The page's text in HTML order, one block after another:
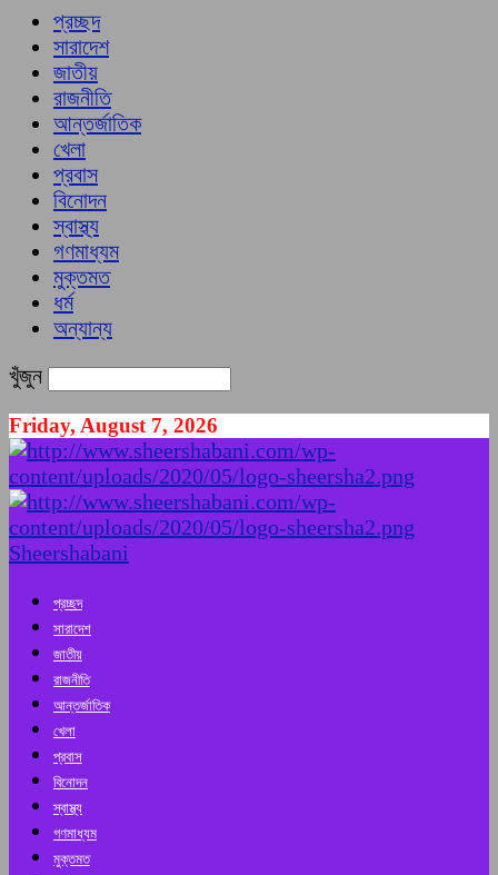
প্রচ্ছদ
সারাদেশ
জাতীয়
রাজনীতি
আন্তর্জাতিক
খেলা
প্রবাস
বিনোদন
স্বাস্থ্য
গণমাধ্যম
মুক্তমত
ধর্ম
অন্যান্য
খুঁজুন
Friday, August 7, 2026
Sheershabani
প্রচ্ছদ
সারাদেশ
জাতীয়
রাজনীতি
আন্তর্জাতিক
খেলা
প্রবাস
বিনোদন
স্বাস্থ্য
গণমাধ্যম
মুক্তমত